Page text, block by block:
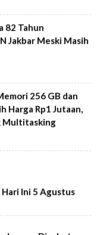
82 Tahun
Jakbar Meski Masih
256 GB dan
Harga Rp1 Jutaan,
Multitasking
Ini 5 Agustus